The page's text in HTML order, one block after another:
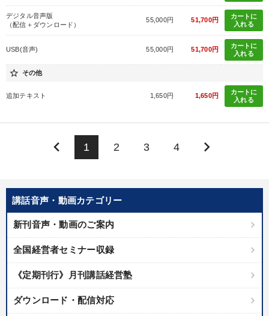
講話音声・動画カテゴリー
新刊音声・動画のご案内
全国経営者セミナー収録
《定期刊行》月刊講話経営塾
ダウンロード・配信対応
デジタル音声版
（配信＋ダウンロード）
55,000円 51,700円
カートに
入れる
USB(音声) 55,000円 51,700円
カートに
入れる
star_border その他
追加テキスト 1,650円 1,650円
カートに
入れる
keyboard_arrow_left 1 2 3 4 keyboard_arrow_right